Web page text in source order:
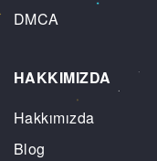
DMCA
HAKKIMIZDA
Hakkımızda
Blog